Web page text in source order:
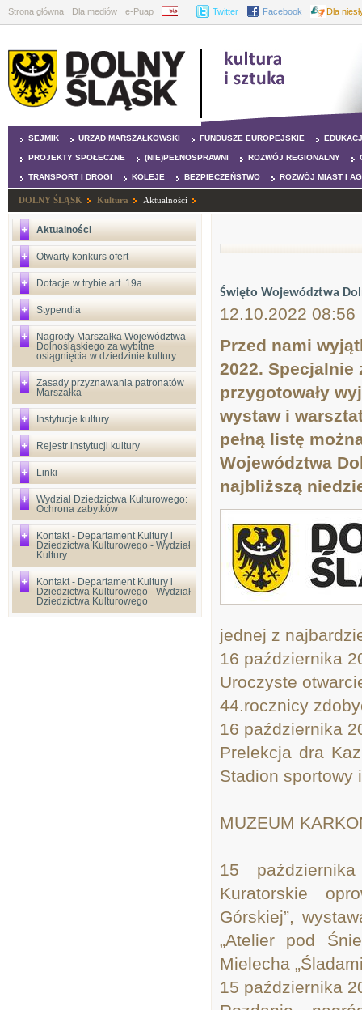
Strona główna Dla mediów e-Puap BIP Twitter Facebook Dla
SEJMIK URZĄD MARSZAŁKOWSKI FUNDUSZE EUROPEJSKIE
PROJEKTY SPOŁECZNE (NIE)PEŁNOSPRAWNI ROZWÓJ REGIONALNY
TRANSPORT I DROGI KOLEJE BEZPIECZEŃSTWO ROZWÓJ MIAST I
DOLNY ŚLĄSK Kultura Aktualności
Aktualności
Otwarty konkurs ofert
Dotacje w trybie art. 19a
Stypendia
Nagrody Marszałka Województwa
Dolnośląskiego za wybitne
osiągnięcia w dziedzinie kultury
Zasady przyznawania patronatów
Marszałka
Instytucje kultury
Rejestr instytucji kultury
Linki
Wydział Dziedzictwa Kulturowego:
Ochrona zabytków
Kontakt - Departament Kultury i
Dziedzictwa Kulturowego - Wydział
Kultury
Kontakt - Departament Kultury i
Dziedzictwa Kulturowego - Wydział
Dziedzictwa Kulturowego
Święto Województwa
12.10.2022 08:56
Przed nami
2022.
przygotowały
wystaw i
pełną listę
Województwa
najbliższą
jednej z
16 października
Uroczyste
44.rocznicy
16 października
Prelekcja dra
Stadion sportowy
MUZEUM
15
Kuratorskie
Górskiej”,
„Atelier pod
Mielecha
15 października